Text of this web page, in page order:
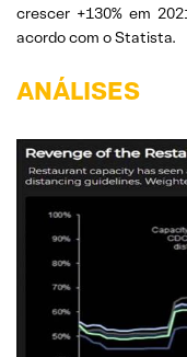
crescer +130% em
acordo com o Statista.
ANÁLISES